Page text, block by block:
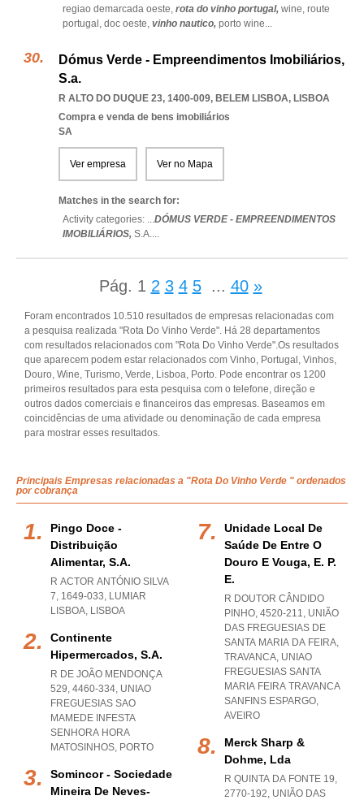
regiao demarcada oeste, rota do vinho portugal, wine, route
portugal, doc oeste, vinho nautico, porto wine...
Dómus Verde - Empreendimentos Imobiliários,
S.a.
R ALTO DO DUQUE 23, 1400-009, BELEM LISBOA, LISBOA
Compra e venda de bens imobiliários
SA
Ver empresa Ver no Mapa
Matches in the search for:
Activity categories: ...DÓMUS VERDE - EMPREENDIMENTOS
IMOBILIÁRIOS, S.A....
Pág. 1 2 3 4 5 ... 40 »
Foram encontrados 10.510 resultados de empresas relacionadas com
a pesquisa realizada "Rota Do Vinho Verde". Há 28 departamentos
com resultados relacionados com "Rota Do Vinho Verde".Os resultados
que aparecem podem estar relacionados com Vinho, Portugal, Vinhos,
Douro, Wine, Turismo, Verde, Lisboa, Porto. Pode encontrar os 1200
primeiros resultados para esta pesquisa com o telefone, direção e
outros dados comerciais e financeiros das empresas. Baseamos em
coincidências de uma atividade ou denominação de cada empresa
para mostrar esses resultados.
Principais Empresas relacionadas a "Rota Do Vinho Verde " ordenados
por cobrança
Pingo Doce -
Distribuição
Alimentar, S.a.
R ACTOR ANTÓNIO SILVA
7, 1649-033, LUMIAR
LISBOA, LISBOA
Continente
Hipermercados, S.a.
R DE JOÃO MENDONÇA
529, 4460-334, UNIAO
FREGUESIAS SAO
MAMEDE INFESTA
SENHORA HORA
MATOSINHOS, PORTO
Somincor - Sociedade
Mineira De Neves-
Unidade Local De
Saúde De Entre O
Douro E Vouga, E. P.
E.
R DOUTOR CÂNDIDO
PINHO, 4520-211, UNIÃO
DAS FREGUESIAS DE
SANTA MARIA DA FEIRA,
TRAVANCA, UNIAO
FREGUESIAS SANTA
MARIA FEIRA TRAVANCA
SANFINS ESPARGO,
AVEIRO
Merck Sharp &
Dohme, Lda
R QUINTA DA FONTE 19,
2770-192, UNIÃO DAS